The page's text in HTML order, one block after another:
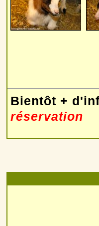
Bientôt +
réservation